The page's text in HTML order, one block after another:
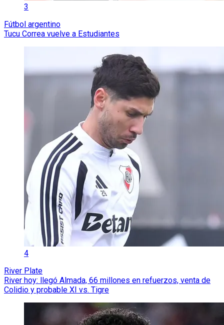
3
Fútbol argentino
Tucu Correa vuelve a Estudiantes
4
River Plate
River hoy: llegó Almada, 66 millones en refuerzos, venta de
Colidio y probable XI vs. Tigre